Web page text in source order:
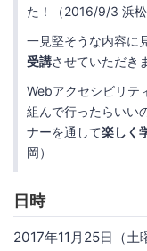
た！（2016/9/3 浜松
一見堅そうな内容に
受講させていただき
Webアクセシビリテ
組んで行ったらいい
ナーを通して楽しく
岡）
日時
2017年11月25日（土